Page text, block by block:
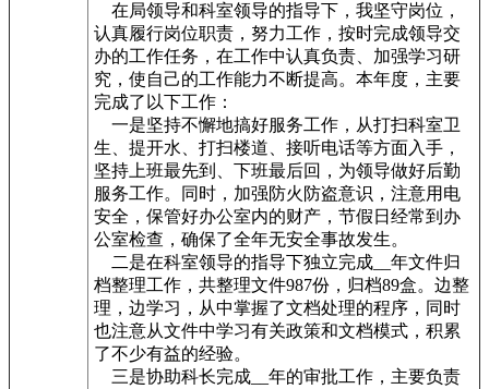
在局领导和科室领导的指导下，我坚守岗位，
认真履行岗位职责，努力工作，按时完成领导交
办的工作任务，在工作中认真负责、加强学习研
究，使自己的工作能力不断提高。本年度，主要
完成了以下工作：
一是坚持不懈地搞好服务工作，从打扫科室卫
生、提开水、打扫楼道、接听电话等方面入手，
坚持上班最先到、下班最后回，为领导做好后勤
服务工作。同时，加强防火防盗意识，注意用电
安全，保管好办公室内的财产，节假日经常到办
公室检查，确保了全年无安全事故发生。
二是在科室领导的指导下独立完成__ 年文件归
档整理工作，共整理文件987份，归档89盒。边整
理，边学习，从中掌握了文档处理的程序，同时
也注意从文件中学习有关政策和文档模式，积累
了不少有益的经验。
三是协助科长完成__ 年的审批工作，主要负责